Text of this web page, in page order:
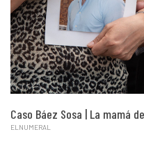
Caso Báez Sosa | La mamá
ELNUMERAL